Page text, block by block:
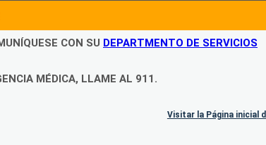
CON SU DEPARTMENTO DE SERVICIOS
MÉDICA, LLAME AL 911.
Visitar la Página inicial